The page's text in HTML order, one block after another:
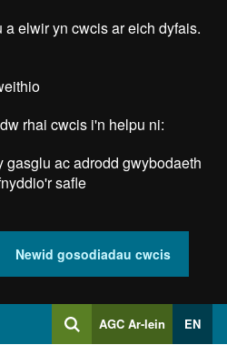
elwir yn cwcis ar eich dyfais.
rhai cwcis i'n helpu ni:
gasglu ac adrodd gwybodaeth
safle
Newid gosodiadau cwcis
ChwilioMewngofnodi
i
AGC Ar-lein EN